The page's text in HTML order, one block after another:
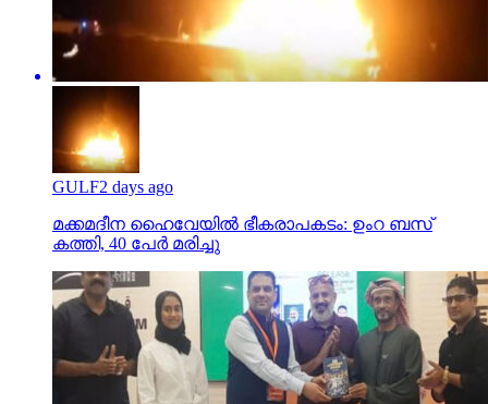
GULF2 days ago
മക്കമദീന ഹൈവേയില്‍ ഭീകരാപകടം: ഉംറ ബസ്
കത്തി, 40 പേര്‍ മരിച്ചു